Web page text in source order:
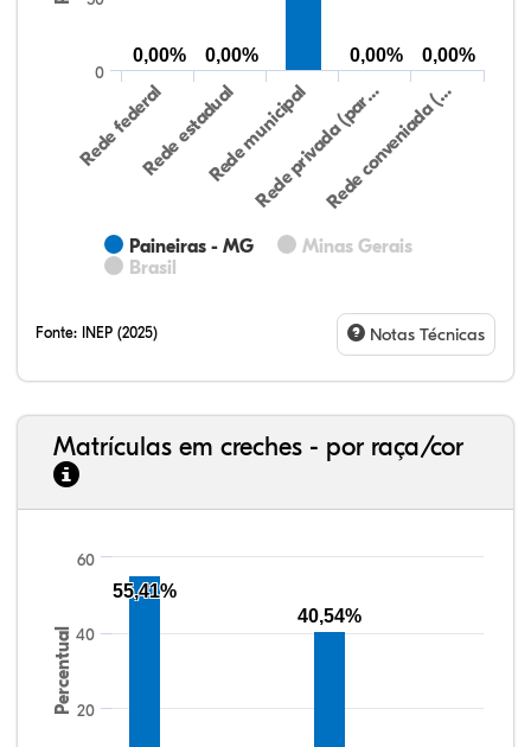
Paineiras - MG
Minas Gerais
Brasil
Rede federalRede estadualRede municipal
Rede privada (par…Rede conveniada (…
0
0,00% 0,00% 0,00% 0,00%
Fonte: INEP (2025) Notas Técnicas
Matrículas em creches - por raça/cor
Percentual 20
40
60
55,41%
40,54%
32,57%
11,01%
0,59%
53,62%
0,23%
1,98%
33,06%
7,95%
0,46%
55,81%
1,22%
1,50%